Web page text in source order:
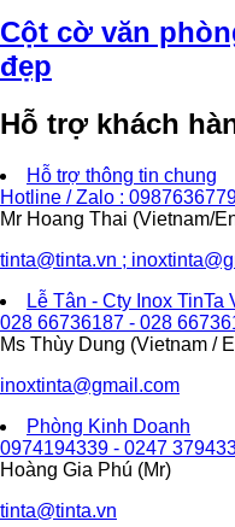
Cột cờ văn
đẹp
Hỗ trợ khách
Hỗ trợ thông tin chung
Hotline / Zalo :
Mr Hoang Thai (Vietnam/
tinta@tinta.vn ;
Lễ Tân - Cty Inox TinTa
028 66736187 - 028
Ms Thùy Dung (Vietnam /
inoxtinta@gmail.com
Phòng Kinh Doanh
0974194339 - 0247
Hoàng Gia Phú (Mr)
tinta@tinta.vn